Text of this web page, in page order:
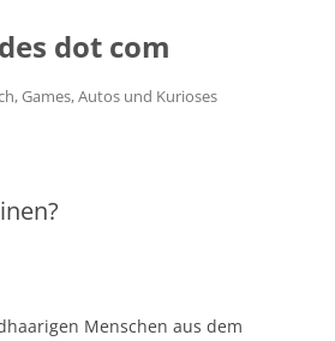
dot com
Games, Autos und Kurioses
Menschen aus dem